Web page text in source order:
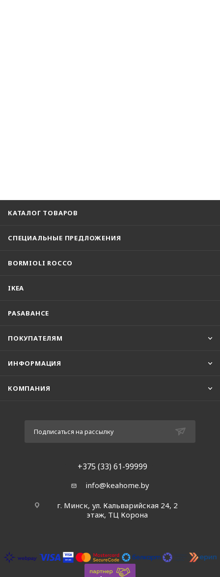
КАТАЛОГ ТОВАРОВ
СПЕЦИАЛЬНЫЕ ПРЕДЛОЖЕНИЯ
BORMIOLI ROCCO
IKEA
PASABAHCE
ПОКУПАТЕЛЯМ
ИНФОРМАЦИЯ
КОМПАНИЯ
Подписаться на рассылку
+375 (33) 61-99999
info@keahome.by
г. Минск, ул. Кальварийская 24, 2
этаж, ТЦ Корона